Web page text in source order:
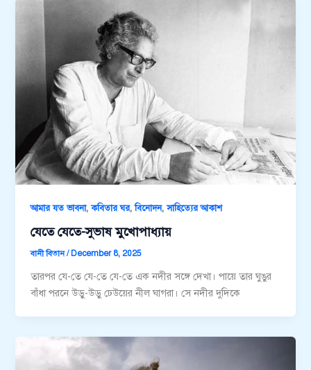
আমার যত ভাবনা,কবিতার ঘর,বিনোদন,সাহিত্যের আকাশ
যেতে যেতে-সুভাষ মুখোপাধ্যায়
বানী বিতান/ December 8, 2025
তারপর যে-তে যে-তে যে-তে এক নদীর সঙ্গে দেখা। পায়ে তার ঘুঙুর
বাঁধা পরনে উড়ু-উড়ু ঢেউয়ের নীল ঘাগরা। সে নদীর দুদিকে